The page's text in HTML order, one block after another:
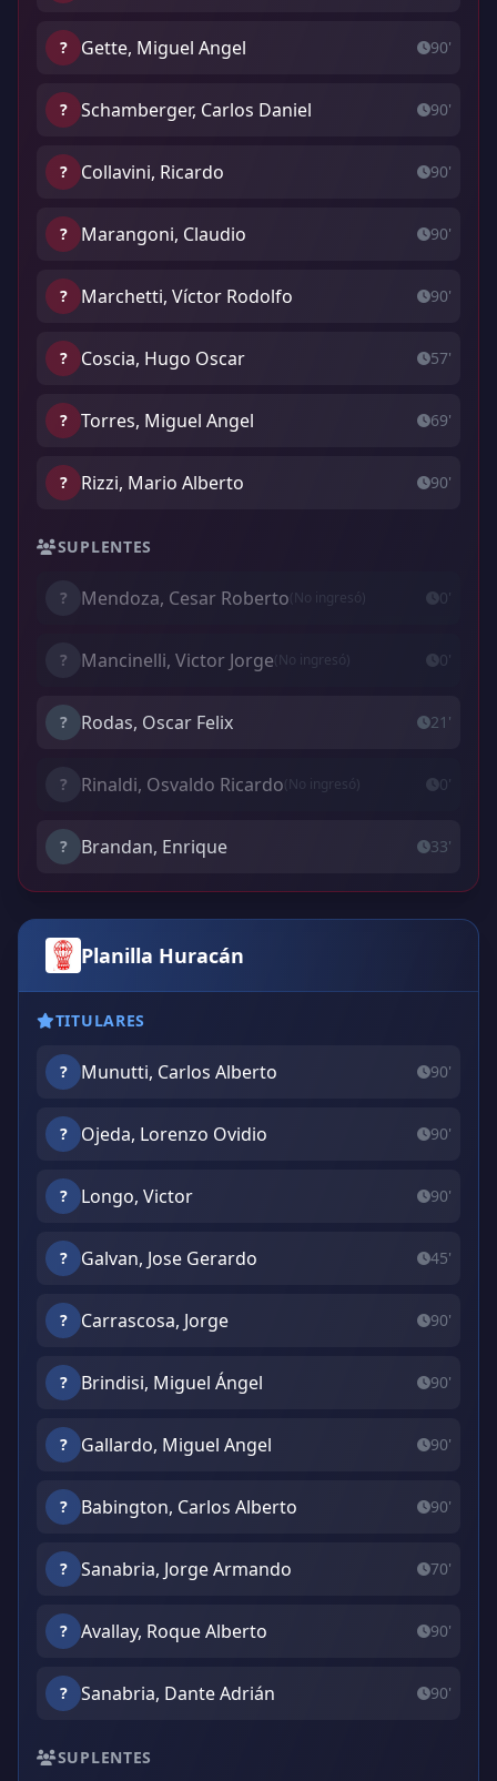
? Gette, Miguel Angel 90'
? Schamberger, Carlos Daniel 90'
? Collavini, Ricardo 90'
? Marangoni, Claudio 90'
? Marchetti, Víctor Rodolfo 90'
? Coscia, Hugo Oscar 57'
? Torres, Miguel Angel 69'
? Rizzi, Mario Alberto 90'
SUPLENTES
? Mendoza, Cesar Roberto(No ingresó) 0'
? Mancinelli, Victor Jorge(No ingresó) 0'
? Rodas, Oscar Felix 21'
? Rinaldi, Osvaldo Ricardo(No ingresó) 0'
? Brandan, Enrique 33'
Planilla Huracán
TITULARES
? Munutti, Carlos Alberto 90'
? Ojeda, Lorenzo Ovidio 90'
? Longo, Victor 90'
? Galvan, Jose Gerardo 45'
? Carrascosa, Jorge 90'
? Brindisi, Miguel Ángel 90'
? Gallardo, Miguel Angel 90'
? Babington, Carlos Alberto 90'
? Sanabria, Jorge Armando 70'
? Avallay, Roque Alberto 90'
? Sanabria, Dante Adrián 90'
SUPLENTES